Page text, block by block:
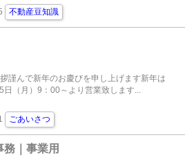
不動産豆知識
謹んで新年のお慶びを申し上げます新年は
日（月）9：00～より営業致します...
ごあいさつ
｜事業用